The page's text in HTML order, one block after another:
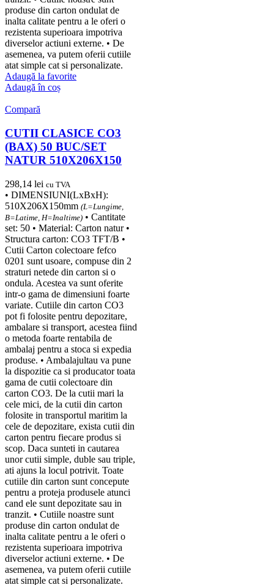
produse din carton ondulat de
inalta calitate pentru a le oferi o
rezistenta superioara impotriva
diverselor actiuni externe. • De
asemenea, va putem oferii cutiile
atat simple cat si personalizate.
Adaugă la favorite
Adaugă în coș
Compară
CUTII CLASICE CO3
(BAX) 50 BUC/SET
NATUR 510X206X150
298,14 lei cu TVA
• DIMENSIUNI(LxBxH):
510X206X150mm (L=Lungime,
B=Latime, H=Inaltime) • Cantitate
set: 50 • Material: Carton natur •
Structura carton: CO3 TFT/B •
Cutii Carton colectoare fefco
0201 sunt usoare, compuse din 2
straturi netede din carton si o
ondula. Acestea va sunt oferite
intr-o gama de dimensiuni foarte
variate. Cutiile din carton CO3
pot fi folosite pentru depozitare,
ambalare si transport, acestea fiind
o metoda foarte rentabila de
ambalaj pentru a stoca si expedia
produse. • Ambalajultau va pune
la dispozitie ca si producator toata
gama de cutii colectoare din
carton CO3. De la cutii mari la
cele mici, de la cutii din carton
folosite in transportul maritim la
cele de depozitare, exista cutii din
carton pentru fiecare produs si
scop. Daca sunteti in cautarea
unor cutii simple, duble sau triple,
ati ajuns la locul potrivit. Toate
cutiile din carton sunt concepute
pentru a proteja produsele atunci
cand ele sunt depozitate sau in
tranzit. • Cutiile noastre sunt
produse din carton ondulat de
inalta calitate pentru a le oferi o
rezistenta superioara impotriva
diverselor actiuni externe. • De
asemenea, va putem oferii cutiile
atat simple cat si personalizate.